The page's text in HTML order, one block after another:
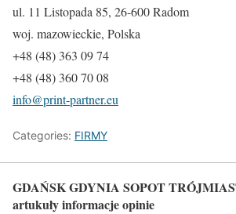
ul. 11 Listopada 85, 26-600 Radom
woj. mazowieckie, Polska
+48 (48) 363 09 74
+48 (48) 360 70 08
info@print-partner.eu
Categories: FIRMY
GDAŃSK GDYNIA SOPOT
artukuły informacje opinie